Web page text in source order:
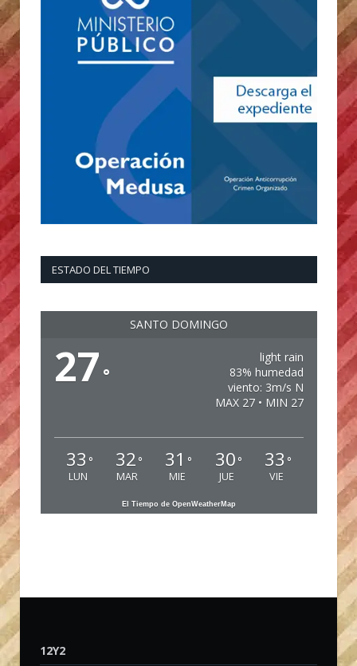
ESTADO DEL TIEMPO
SANTO DOMINGO
27 °
light rain
83% humedad
viento: 3m/s N
MAX 27 • MIN 27
33 °
LUN
32 °
MAR
31 °
MIE
30 °
JUE
33 °
VIE
El Tiempo de OpenWeatherMap
12Y2